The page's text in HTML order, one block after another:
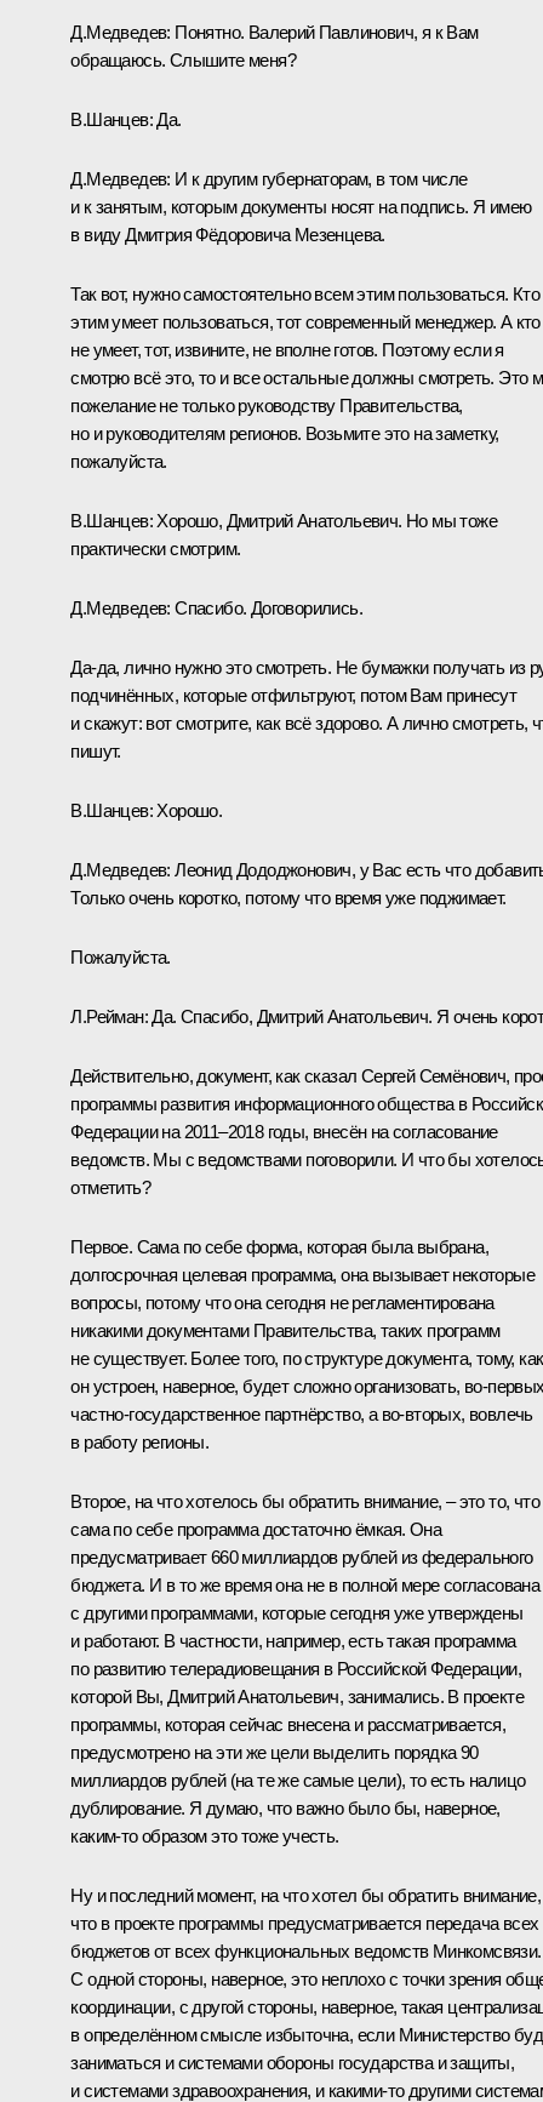
Д.Медведев: Понятно. Валерий Павлинович, я к Вам
обращаюсь. Слышите меня?
В.Шанцев:Да.
Д.Медведев: И к другим губернаторам, в том числе
и к занятым, которым документы носят на подпись. Я имею
в виду Дмитрия Фёдоровича Мезенцева.
Так вот, нужно самостоятельно всем этим пользоваться. Кто
этим умеет пользоваться, тот современный менеджер. А кто
не умеет, тот, извините, не вполне готов. Поэтому если я
смотрю всё это, то и все остальные должны смотреть. Это
пожелание не только руководству Правительства,
но и руководителям регионов. Возьмите это на заметку,
пожалуйста.
В.Шанцев: Хорошо, Дмитрий Анатольевич. Но мы тоже
практически смотрим.
Д.Медведев: Спасибо. Договорились.
Да-да, лично нужно это смотреть. Не бумажки получать из
подчинённых, которые отфильтруют, потом Вам принесут
и скажут: вот смотрите, как всё здорово. А лично смотреть,
пишут.
В.Шанцев: Хорошо.
Д.Медведев: Леонид Дододжонович, у Вас есть что
Только очень коротко, потому что время уже поджимает.
Пожалуйста.
Л.Рейман:Да. Спасибо, Дмитрий Анатольевич. Я очень
Действительно, документ, как сказал Сергей Семёнович,
программы развития информационного общества в
Федерации на 2011–2018 годы, внесён на согласование
ведомств. Мы с ведомствами поговорили. И что бы
отметить?
Первое. Сама по себе форма, которая была выбрана,
долгосрочная целевая программа, она вызывает некоторые
вопросы, потому что она сегодня не регламентирована
никакими документами Правительства, таких программ
не существует. Более того, по структуре документа, тому, как
он устроен, наверное, будет сложно организовать,
частно-государственное партнёрство, а во‑вторых, вовлечь
в работу регионы.
Второе, на что хотелось бы обратить внимание, – это то, что
сама по себе программа достаточно ёмкая. Она
предусматривает 660 миллиардов рублей из федерального
бюджета. И в то же время она не в полной мере согласована
с другими программами, которые сегодня уже утверждены
и работают. В частности, например, есть такая программа
по развитию телерадиовещания в Российской Федерации,
которой Вы, Дмитрий Анатольевич, занимались. В проекте
программы, которая сейчас внесена и рассматривается,
предусмотрено на эти же цели выделить порядка 90
миллиардов рублей (на те же самые цели), то есть налицо
дублирование. Я думаю, что важно было бы, наверное,
каким‑то образом это тоже учесть.
Ну и последний момент, на что хотел бы обратить внимание,
что в проекте программы предусматривается передача всех
бюджетов от всех функциональных ведомств Минкомсвязи.
С одной стороны, наверное, это неплохо с точки зрения
координации, с другой стороны, наверное, такая
в определённом смысле избыточна, если Министерство
заниматься и системами обороны государства и защиты,
и системами здравоохранения, и какими‑то другими